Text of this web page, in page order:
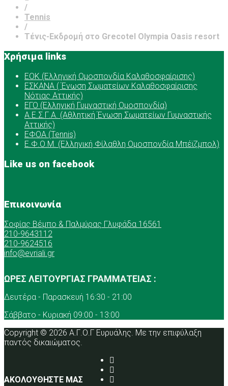
/
Tennis
/
Tένις-Εκδρομή στο Grecotel Olympia Oasis resort
Χρήσιμα links
ΕOK (Ελληνική Ομοσπονδία Καλαθοσφαίρισης)
ΕΣΚΑΝΑ ( Ένωση Σωματείων Καλαθοσφαίρισης
Νότιας Αττικής)
ΕΓΟ (Ελληνική Γυμναστική Ομοσπονδία)
Α.Ε.Σ.Γ.Α. (Αθλητική Ένωση Σωματείων Γυμναστικής
Αττικής)
ΕΦΟΑ (Tennis)
Ε.Φ.Ο.Μ. (Ελληνική Φίλαθλη Ομοσπονδία Μπέϊζμπολ)
Like us on facebook
Επικοινωνία
Σοφίας Βέμπο & Παλμύρας Γλυφάδα 16561
210-9643112
210-9624516
info@evriali.gr
ΩΡΕΣ ΛΕΙΤΟΥΡΓΙΑΣ ΓΡΑΜΜΑΤΕΙΑΣ :
Δευτέρα - Παρασκευή 16:30 - 21:00
Σάββατο - Κυριακή 09:00 - 13:00
Copyright © 2026 Α.Γ.Ο.Γ Ευρυάλης. Με την επιφύλαξη
παντός δικαιώματος.
ΑΚΟΛΟΥΘΗΣΤΕ ΜΑΣ